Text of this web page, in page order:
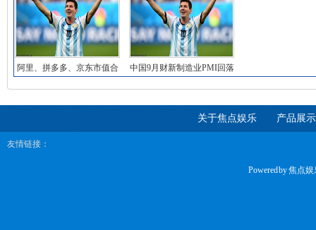
阿里、拼多多、京东市值合
中国9月财新制造业PMI回落
关于焦点娱乐 产品展示
友情链接：
Powered by焦点娱